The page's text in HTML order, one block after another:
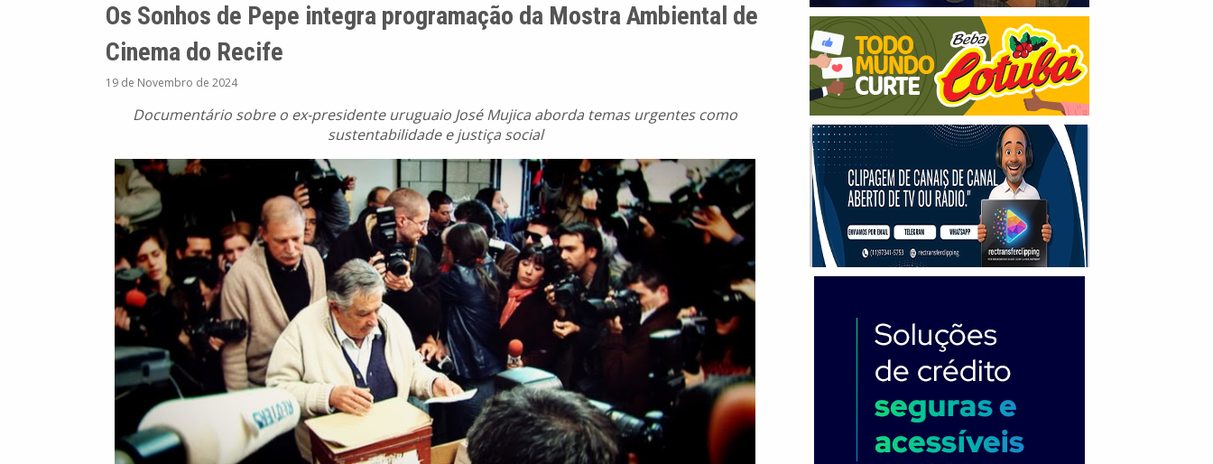
Os Sonhos de Pepe integra programação da Mostra Ambiental de
Cinema do Recife
19 de Novembro de 2024
Documentário sobre o ex-presidente uruguaio José Mujica aborda temas urgentes como
sustentabilidade e justiça social